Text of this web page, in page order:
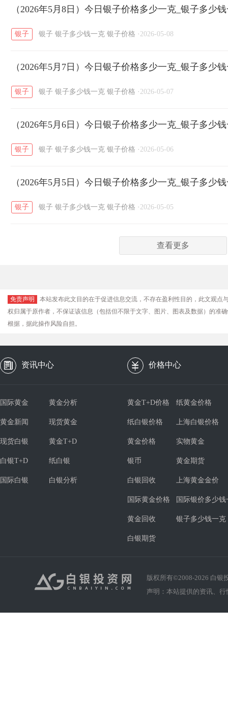
开国纪念币 大清银币 / 长城币 / 老
菜百 周生生 周大生
六福 / 金至尊 / 潮宏基 / 亚一金店
（2026年5月8日）今日银子价格多少一克_银子多少
银子 银子 银子多少钱一克 银子价格 · 2026-05-08
（2026年5月7日）今日银子价格多少一克_银子多少
银子 银子 银子多少钱一克 银子价格 · 2026-05-07
（2026年5月6日）今日银子价格多少一克_银子多少
银子 银子 银子多少钱一克 银子价格 · 2026-05-06
（2026年5月5日）今日银子价格多少一克_银子多少
银子 银子 银子多少钱一克 银子价格 · 2026-05-05
查看更多
免责声明
本站发布此文目的在于促进信息交流，不存在盈利性目的，此文观
权归属于原作者，不保证该信息（包括但不限于文字、图片、图表及数据）的准
根据，据此操作风险自担。
资讯中心 价格中心
国际黄金 黄金分析
黄金新闻 现货黄金
现货白银 黄金T+D
白银T+D 纸白银
国际白银 白银分析
黄金T+D价格 纸黄金价格
纸白银价格 上海白银价格
黄金价格 实物黄金
银币 黄金期货
白银回收 上海黄金金价
国际黄金价格 国际银价多少钱
黄金回收 银子多少钱一克
白银期货
版权所有©2008-2026 白银
声明：本站提供的资讯、